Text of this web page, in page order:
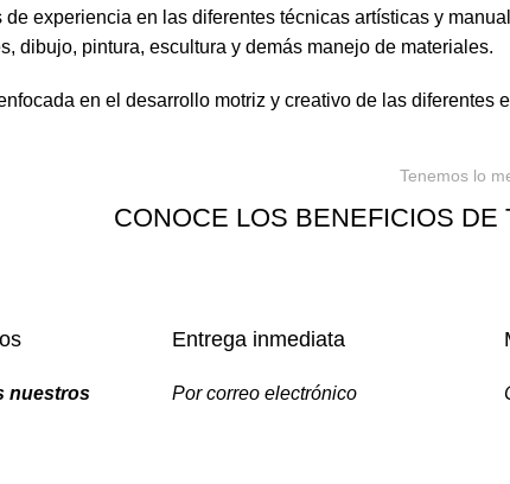
experiencia en las diferentes técnicas artísticas y
dibujo, pintura, escultura y demás manejo de materiales.
en el desarrollo motriz y creativo de las
Tenemos lo
CONOCE LOS BENEFICIOS
nuestros
Entrega inmediata
Por correo electrónico